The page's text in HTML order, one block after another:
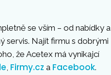
se vším – od nabídky a
servis. Najít firmu s dobrými
že Acetex má vynikajcí
, Firmy.cz a Facebook.